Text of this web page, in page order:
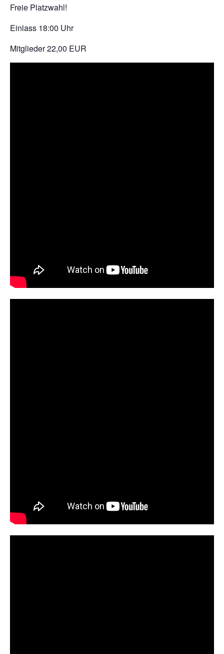
Freie Platzwahl!
Einlass 18:00 Uhr
Mitglieder 22,00 EUR